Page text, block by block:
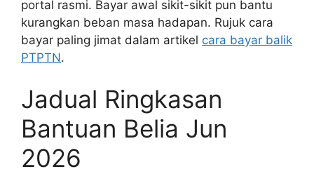
portal rasmi. Bayar awal sikit-sikit pun bantu
kurangkan beban masa hadapan. Rujuk cara
bayar paling jimat dalam artikel cara bayar balik
PTPTN.
Jadual Ringkasan
Bantuan Belia Jun
2026